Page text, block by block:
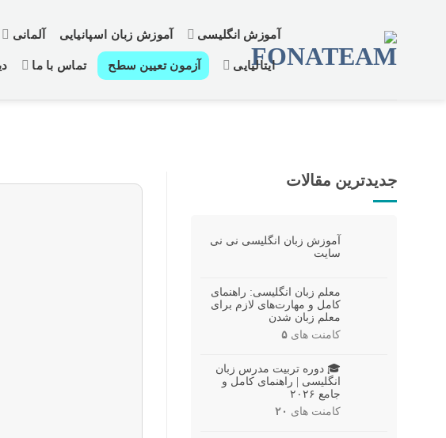
آموزش انگلیسی آموزش زبان اسپانیایی آلمانی
ایتالیایی آزمون تعیین سطح تماس با ما
جدیدترین مقالات
آموزش زبان انگلیسی نی نی
سایت
معلم زبان انگلیسی: راهنمای
کامل و مهارت‌های لازم برای
معلم زبان شدن
کامنت های ۵
🎓 دوره تربیت مدرس زبان
انگلیسی | راهنمای کامل و
جامع ۲۰۲۶
کامنت های ۲۰